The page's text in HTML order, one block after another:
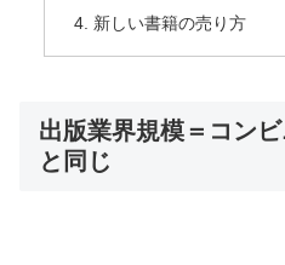
新しい書籍の売り方
出版業界規模＝コン
と同じ